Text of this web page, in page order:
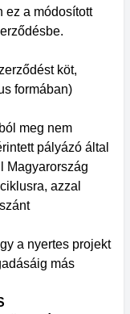
ez a módosított
köt,
formában)
meg nem
pályázó által
Magyarország
azzal
a nyertes projekt
más